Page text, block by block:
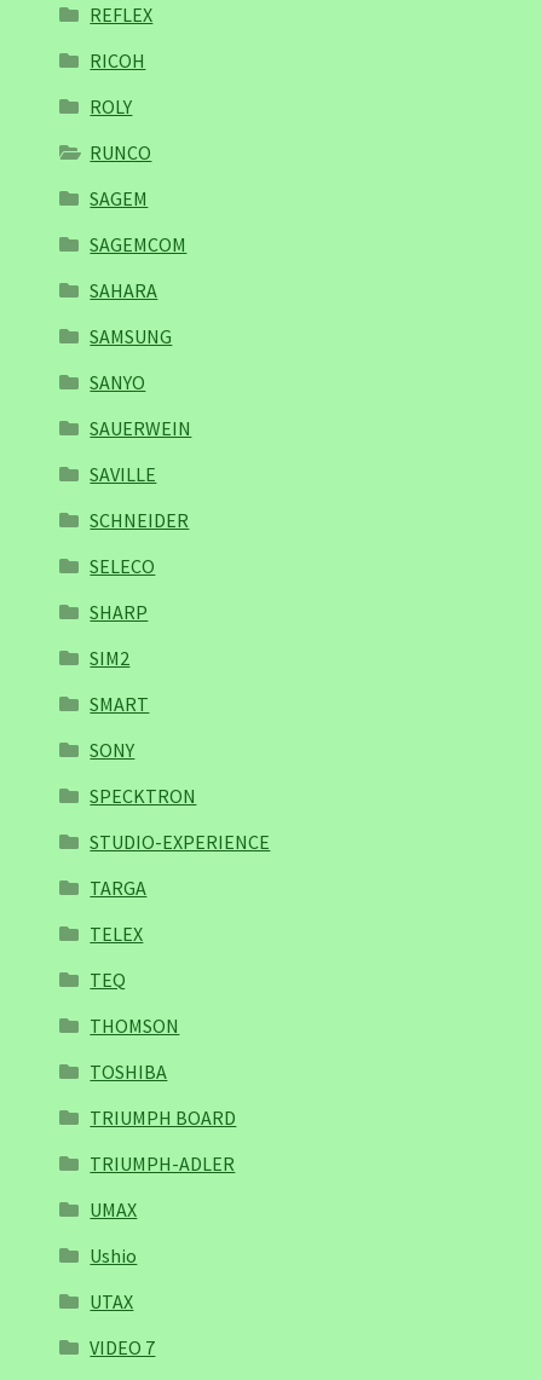
REFLEX
RICOH
ROLY
RUNCO
SAGEM
SAGEMCOM
SAHARA
SAMSUNG
SANYO
SAUERWEIN
SAVILLE
SCHNEIDER
SELECO
SHARP
SIM2
SMART
SONY
SPECKTRON
STUDIO-EXPERIENCE
TARGA
TELEX
TEQ
THOMSON
TOSHIBA
TRIUMPH BOARD
TRIUMPH-ADLER
UMAX
Ushio
UTAX
VIDEO 7